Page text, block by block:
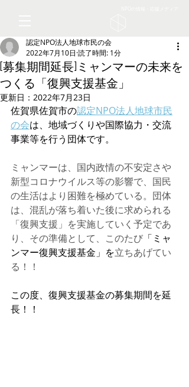
[募集期間延長]ミャンマーの未来を
つくる「復興支援基金」
認定NPO法人地球市民の会
2022年7月10日 読了時間: 1分
更新日： 2022年7月23日
佐賀県佐賀市の認定NPO法人地球市民
の会は、地域づくりや国際協力・交流
事業等を行う団体です。
ミャンマーは、国内政情の不安定さや
新型コロナウイルス等の影響で、国民
の生活はより困難を極めている。団体
は、混乱が落ち着いた後に求められる
「復興支援」を実施していく予定であ
り、その準備として、このたび 「ミャ
ンマー復興支援基金」を立ちあげてい
る！！
この度、復興支援基金の募集期間を延
長！！